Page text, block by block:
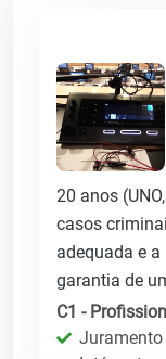
20 anos
casos
adequada e
garantia de
C1 -
Juramento